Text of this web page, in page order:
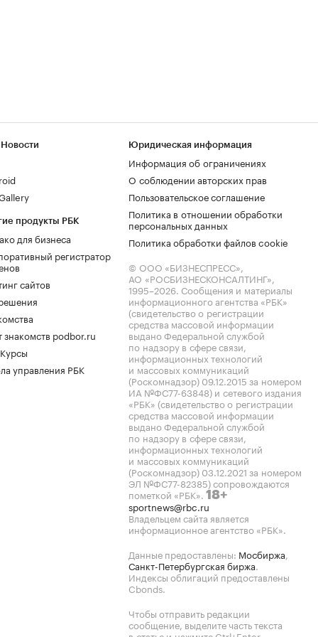
продукты РБК
для бизнеса
регистратор
сайтов
знакомств podbor.ru
управления РБК
Юридическая информация
Информация об ограничениях
О соблюдении авторских прав
Пользовательское соглашение
Политика в отношении обработки
персональных данных
Политика обработки файлов cookie
© ООО «БИЗНЕСПРЕСС»,
АО «РОСБИЗНЕСКОНСАЛТИНГ»,
1995–2026. Сообщения и материалы
информационного агентства «РБК»
(свидетельство о регистрации
средства массовой информации
выдано Федеральной службой
по надзору в сфере связи,
информационных технологий
и массовых коммуникаций
(Роскомнадзор) 09.12.2015 за номером
ИА №ФС77-63848) и сетевого издания
«РБК» (свидетельство о регистрации
средства массовой информации
выдано Федеральной службой
по надзору в сфере связи,
информационных технологий
и массовых коммуникаций
(Роскомнадзор) 03.12.2021 за номером
ЭЛ №ФС77-82385) сопровождаются
пометкой «РБК». 18+
sportnews@rbc.ru
Владельцем сайта является
информационное агентство «РБК».
Данные предоставлены: Мосбиржа,
Санкт-Петербургская биржа.
Индексы облигаций предоставлены
Cbonds.
Чтобы отправить редакции
сообщение, выделите часть текста